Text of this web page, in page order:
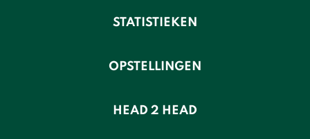
STATISTIEKEN
OPSTELLINGEN
HEAD 2 HEAD